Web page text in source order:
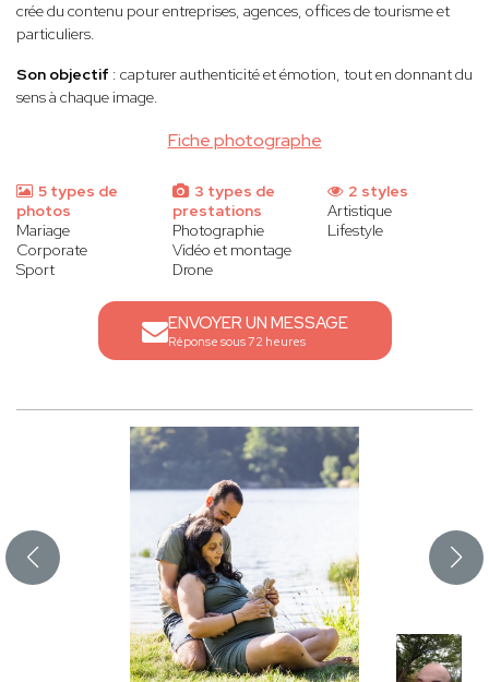
Fiche photographe
crée du contenu pour entreprises, agences, offices de tourisme et
particuliers.
Son objectif : capturer authenticité et émotion, tout en donnant du
sens à chaque image.
5 types de
photos
Mariage
Corporate
Sport
3 types de
prestations
Photographie
Vidéo et montage
Drone
2 styles
Artistique
Lifestyle
ENVOYER UN MESSAGE
Réponse sous 72 heures